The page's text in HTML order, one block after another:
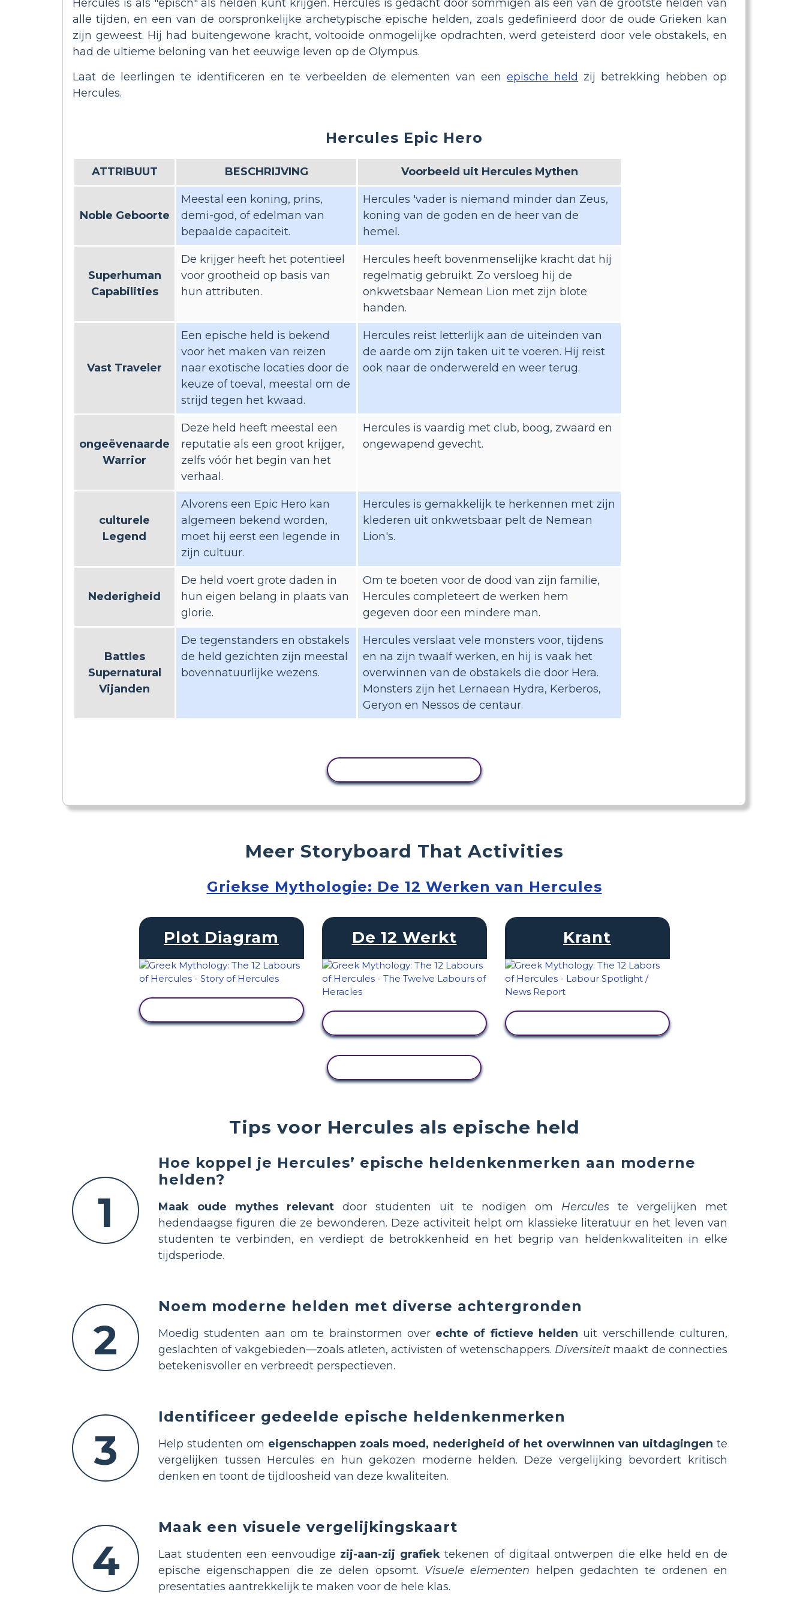
Hercules is als "episch" als helden kunt krijgen. Hercules is gedacht door sommigen als een van de grootste helden van
alle tijden, en een van de oorspronkelijke archetypische epische helden, zoals gedefinieerd door de oude Grieken kan
zijn geweest. Hij had buitengewone kracht, voltooide onmogelijke opdrachten, werd geteisterd door vele obstakels, en
had de ultieme beloning van het eeuwige leven op de Olympus.
Laat de leerlingen te identificeren en te verbeelden de elementen van eenepische held zij betrekking hebben op
Hercules.
Hercules Epic Hero
ATTRIBUUT BESCHRIJVING Voorbeeld uit Hercules Mythen
Noble Geboorte
Meestal een koning, prins,
demi-god, of edelman van
bepaalde capaciteit.
Hercules 'vader is niemand minder dan Zeus,
koning van de goden en de heer van de
hemel.
Superhuman
Capabilities
De krijger heeft het potentieel
voor grootheid op basis van
hun attributen.
Hercules heeft bovenmenselijke kracht dat hij
regelmatig gebruikt. Zo versloeg hij de
onkwetsbaar Nemean Lion met zijn blote
handen.
Vast Traveler
Een epische held is bekend
voor het maken van reizen
naar exotische locaties door de
keuze of toeval, meestal om de
strijd tegen het kwaad.
Hercules reist letterlijk aan de uiteinden van
de aarde om zijn taken uit te voeren. Hij reist
ook naar de onderwereld en weer terug.
ongeëvenaarde
Warrior
Deze held heeft meestal een
reputatie als een groot krijger,
zelfs vóór het begin van het
verhaal.
Hercules is vaardig met club, boog, zwaard en
ongewapend gevecht.
culturele
Legend
Alvorens een Epic Hero kan
algemeen bekend worden,
moet hij eerst een legende in
zijn cultuur.
Hercules is gemakkelijk te herkennen met zijn
klederen uit onkwetsbaar pelt de Nemean
Lion's.
Nederigheid
De held voert grote daden in
hun eigen belang in plaats van
glorie.
Om te boeten voor de dood van zijn familie,
Hercules completeert de werken hem
gegeven door een mindere man.
Battles
Supernatural
Vijanden
De tegenstanders en obstakels
de held gezichten zijn meestal
bovennatuurlijke wezens.
Hercules verslaat vele monsters voor, tijdens
en na zijn twaalf werken, en hij is vaak het
overwinnen van de obstakels die door Hera.
Monsters zijn het Lernaean Hydra, Kerberos,
Geryon en Nessos de centaur.
Tips voor Hercules als epische held
1
Hoe koppel je Hercules’ epische heldenkenmerken aan moderne
helden?
Maak oude mythes relevant door studenten uit te nodigen om Hercules te vergelijken met
hedendaagse figuren die ze bewonderen. Deze activiteit helpt om klassieke literatuur en het leven van
studenten te verbinden, en verdiept de betrokkenheid en het begrip van heldenkwaliteiten in elke
tijdsperiode.
2
Noem moderne helden met diverse achtergronden
Moedig studenten aan om te brainstormen over echte of fictieve helden uit verschillende culturen,
geslachten of vakgebieden—zoals atleten, activisten of wetenschappers. Diversiteit maakt de connecties
betekenisvoller en verbreedt perspectieven.
3
Identificeer gedeelde epische heldenkenmerken
Help studenten om eigenschappen zoals moed, nederigheid of het overwinnen van uitdagingen te
vergelijken tussen Hercules en hun gekozen moderne helden. Deze vergelijking bevordert kritisch
denken en toont de tijdloosheid van deze kwaliteiten.
4
Maak een visuele vergelijkingskaart
Laat studenten een eenvoudige zij-aan-zij grafiektekenen of digitaal ontwerpen die elke held en de
epische eigenschappen die ze delen opsomt. Visuele elementen helpen gedachten te ordenen en
presentaties aantrekkelijk te maken voor de hele klas.
Meer Storyboard That Activities
Griekse Mythologie: De 12 Werken van Hercules
Plot Diagram De 12 Werkt Krant